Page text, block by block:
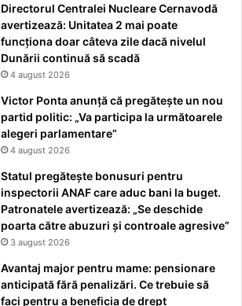
Directorul Centralei Nucleare Cernavodă
avertizează: Unitatea 2 mai poate
funcționa doar câteva zile dacă nivelul
Dunării continuă să scadă
4 august 2026
Victor Ponta anunță că pregătește un nou
partid politic: „Va participa la următoarele
alegeri parlamentare”
4 august 2026
Statul pregătește bonusuri pentru
inspectorii ANAF care aduc bani la buget.
Patronatele avertizează: „Se deschide
poarta către abuzuri și controale agresive”
3 august 2026
Avantaj major pentru mame: pensionare
anticipată fără penalizări. Ce trebuie să
faci pentru a beneficia de drept